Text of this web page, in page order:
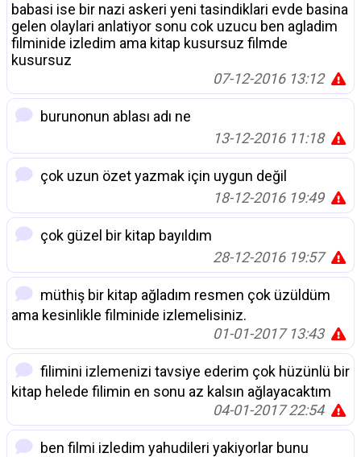
babasi ise bir nazi askeri yeni tasindiklari evde basina
gelen olaylari anlatiyor sonu cok uzucu ben agladim
filminide izledim ama kitap kusursuz filmde
kusursuz
07-12-2016 13:12
burunonun ablası adı ne
13-12-2016 11:18
çok uzun özet yazmak için uygun değil
18-12-2016 19:49
çok güzel bir kitap bayıldım
28-12-2016 19:57
müthiş bir kitap ağladım resmen çok üzüldüm
ama kesinlikle filminide izlemelisiniz.
01-01-2017 13:43
filimini izlemenizi tavsiye ederim çok hüzünlü bir
kitap helede filimin en sonu az kalsın ağlayacaktım
04-01-2017 22:54
ben filmi izledim yahudileri yakiyorlar bunu